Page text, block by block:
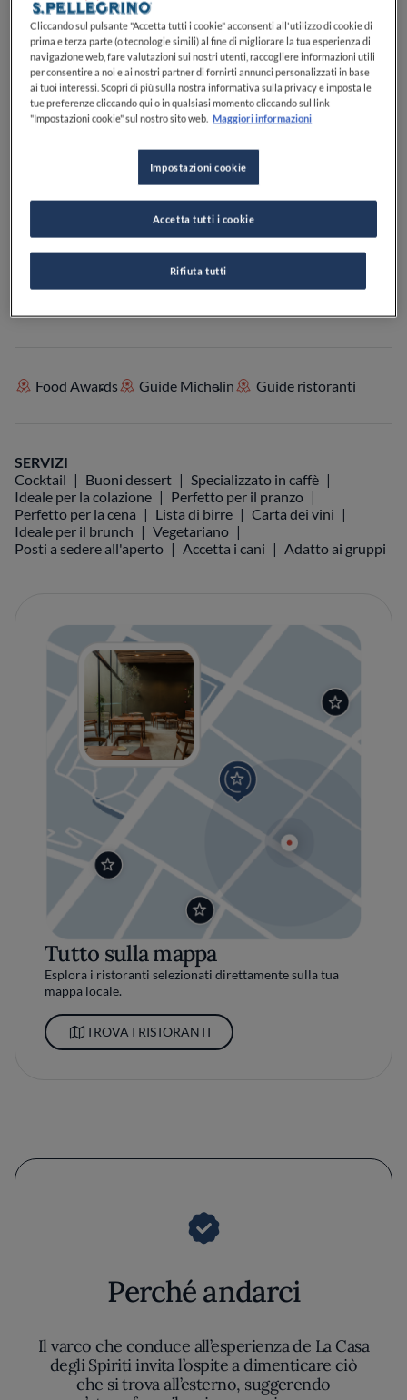
0 0 0
Via Monte Baldo, 2837010Costermano sul GardaVRItalia
Food Awards Guide Michelin Guide ristoranti
SERVIZI
Cocktail
Buoni dessert
Specializzato in caffè
Ideale per la colazione
Perfetto per il pranzo
Perfetto per la cena
Lista di birre
Carta dei vini
Ideale per il brunch
Vegetariano
Posti a sedere all'aperto
Accetta i cani Adatto ai gruppi
Tutto sulla mappa
Esplora i ristoranti selezionati direttamente sulla tua
mappa locale.
TROVA I RISTORANTI
Perché andarci
Il varco che conduce all’esperienza de La Casa
degli Spiriti invita l’ospite a dimenticare ciò
che si trova all’esterno, suggerendo
Cliccando sul pulsante "Accetta tutti i cookie" acconsenti all'utilizzo di cookie di
prima e terza parte (o tecnologie simili) al fine di migliorare la tua esperienza di
navigazione web, fare valutazioni sui nostri utenti, raccogliere informazioni utili
per consentire a noi e ai nostri partner di fornirti annunci personalizzati in base
ai tuoi interessi. Scopri di più sulla nostra informativa sulla privacy e imposta le
tue preferenze cliccando qui o in qualsiasi momento cliccando sul link
"Impostazioni cookie" sul nostro sito web. Maggiori informazioni
Impostazioni cookie
Rifiuta tutti
Accetta tutti i cookie